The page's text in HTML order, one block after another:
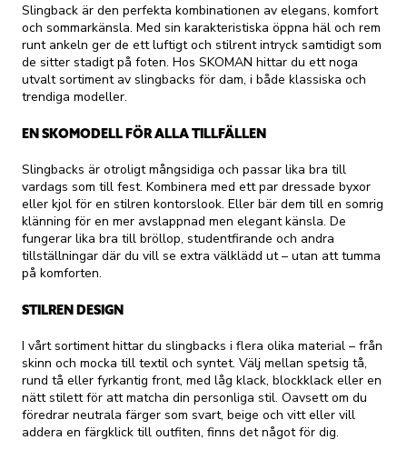
Slingback är den perfekta kombinationen av elegans, komfort
och sommarkänsla. Med sin karakteristiska öppna häl och rem
runt ankeln ger de ett luftigt och stilrent intryck samtidigt som
de sitter stadigt på foten. Hos SKOMAN hittar du ett noga
utvalt sortiment av slingbacks för dam, i både klassiska och
trendiga modeller.
EN SKOMODELL FÖR ALLA TILLFÄLLEN
Slingbacks är otroligt mångsidiga och passar lika bra till
vardags som till fest. Kombinera med ett par dressade byxor
eller kjol för en stilren kontorslook. Eller bär dem till en somrig
klänning för en mer avslappnad men elegant känsla. De
fungerar lika bra till bröllop, studentfirande och andra
tillställningar där du vill se extra välklädd ut – utan att tumma
på komforten.
STILREN DESIGN
I vårt sortiment hittar du slingbacks i flera olika material – från
skinn och mocka till textil och syntet. Välj mellan spetsig tå,
rund tå eller fyrkantig front, med låg klack, blockklack eller en
nätt stilett för att matcha din personliga stil. Oavsett om du
föredrar neutrala färger som svart, beige och vitt eller vill
addera en färgklick till outfiten, finns det något för dig.